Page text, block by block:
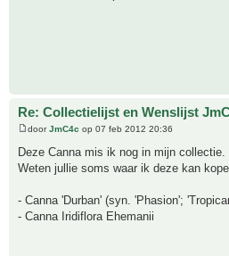
Re: Collectielijst en Wenslijst
doorJmC4c op 07 feb 2012 20:36
Deze Canna mis ik nog in mijn collectie.
Weten jullie soms waar ik deze kan
- Canna 'Durban' (syn. 'Phasion';
- Canna Iridiflora Ehemanii